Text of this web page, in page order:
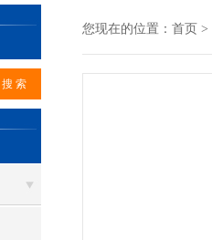
您现在的位置： 首页 >